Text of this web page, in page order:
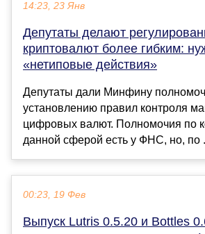
14:23, 23 Янв
Депутаты делают
криптовалют более гибким:
«нетиповые действия»
Депутаты дали Минфину
установлению правил контроля
цифровых валют. Полномочия по
данной сферой есть у ФНС, но, по
00:23, 19 Фев
Выпуск Lutris 0.5.20 и Bottles